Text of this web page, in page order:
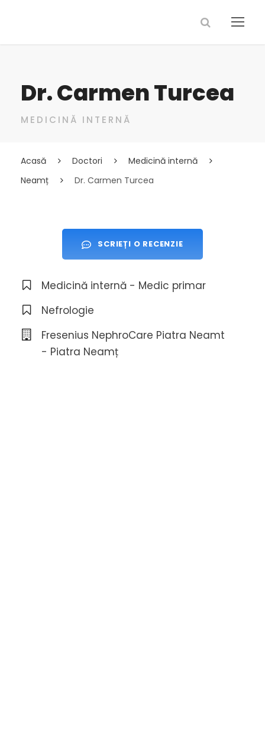
Dr. Carmen Turcea
MEDICINĂ INTERNĂ
Acasă Doctori
Medicină internă
Neamț
Dr. Carmen Turcea
SCRIEȚI O RECENZIE
Medicină internă - Medic primar
Nefrologie
Fresenius NephroCare Piatra Neamt
- Piatra Neamț